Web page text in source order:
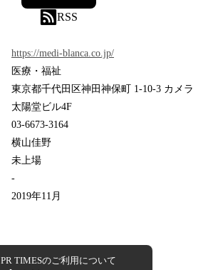
RSS
https://medi-blanca.co.jp/
医療・福祉
東京都千代田区神田神保町 1-10-3 カメラ
太陽堂ビル4F
03-6673-3164
横山佳野
未上場
-
2019年11月
PR TIMESのご利用について